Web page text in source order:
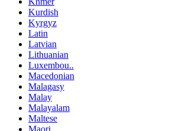
Kurdish
Kyrgyz
Latin
Latvian
Lithuanian
Luxembou..
Macedonian
Malagasy
Malay
Malayalam
Maltese
Maori